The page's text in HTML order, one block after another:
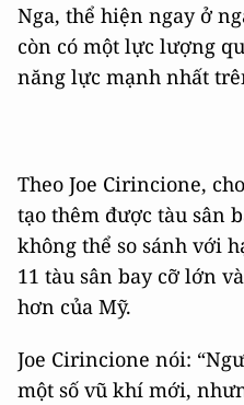
Nga, thể hiện ngay ở
còn có một lực lượng
năng lực mạnh nhất
Theo Joe Cirincione,
tạo thêm được tàu sân
không thể so sánh với
11 tàu sân bay cỡ lớn
hơn của Mỹ.
Joe Cirincione nói:
một số vũ khí mới,